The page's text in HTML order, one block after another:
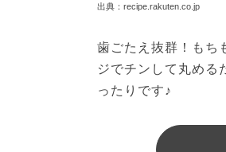
出典：recipe.rakuten.co.jp
歯ごたえ抜群！もち
ジでチンして丸める
ったりです♪